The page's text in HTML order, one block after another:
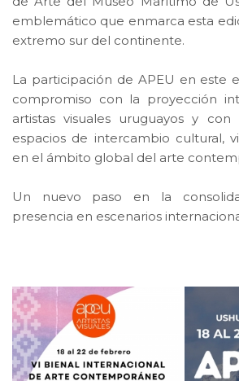
emblemático que enmarca esta
extremo sur del continente.
La participación de APEU en este
compromiso con la proyección
artistas visuales uruguayos y
espacios de intercambio cultural,
en el ámbito global del arte
Un nuevo paso en la
presencia en escenarios